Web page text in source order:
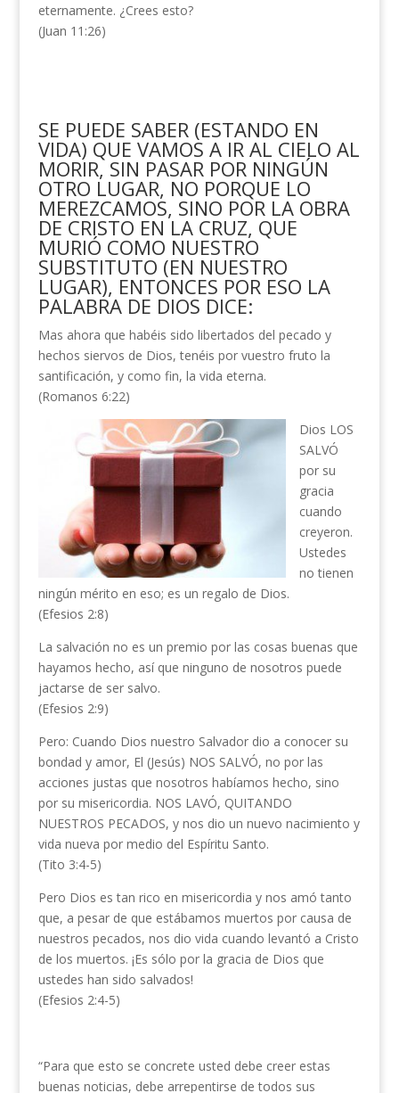
eternamente. ¿Crees esto?
(Juan 11:26)
SE PUEDE SABER (ESTANDO EN
VIDA) QUE VAMOS A IR AL CIELO AL
MORIR, SIN PASAR POR NINGÚN
OTRO LUGAR, NO PORQUE LO
MEREZCAMOS, SINO POR LA OBRA
DE CRISTO EN LA CRUZ, QUE
MURIÓ COMO NUESTRO
SUBSTITUTO (EN NUESTRO
LUGAR), ENTONCES POR ESO LA
PALABRA DE DIOS DICE:
Mas ahora que habéis sido libertados del pecado y
hechos siervos de Dios, tenéis por vuestro fruto la
santificación, y como fin, la vida eterna.
(Romanos 6:22)
Dios LOS
SALVÓ
por su
gracia
cuando
creyeron.
Ustedes
no tienen
ningún mérito en eso; es un regalo de Dios.
(Efesios 2:8)
La salvación no es un premio por las cosas buenas que
hayamos hecho, así que ninguno de nosotros puede
jactarse de ser salvo.
(Efesios 2:9)
Pero: Cuando Dios nuestro Salvador dio a conocer su
bondad y amor, El (Jesús) NOS SALVÓ, no por las
acciones justas que nosotros habíamos hecho, sino
por su misericordia. NOS LAVÓ, QUITANDO
NUESTROS PECADOS, y nos dio un nuevo nacimiento y
vida nueva por medio del Espíritu Santo.
(Tito 3:4-5)
Pero Dios es tan rico en misericordia y nos amó tanto
que, a pesar de que estábamos muertos por causa de
nuestros pecados, nos dio vida cuando levantó a Cristo
de los muertos. ¡Es sólo por la gracia de Dios que
ustedes han sido salvados!
(Efesios 2:4-5)
“Para que esto se concrete usted debe creer estas
buenas noticias, debe arrepentirse de todos sus